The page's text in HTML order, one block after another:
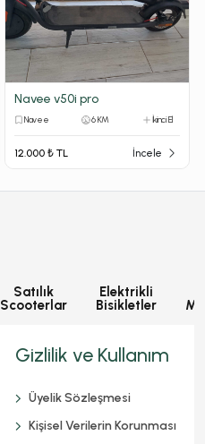
Navee v50i pro
Navee 6 KM İkinci El
12.000 ₺ TL İncele
Satılık
Scooterlar
Elektrikli
Bisikletler
Gizlilik ve Kullanım
Üyelik Sözleşmesi
Kişisel Verilerin Korunması